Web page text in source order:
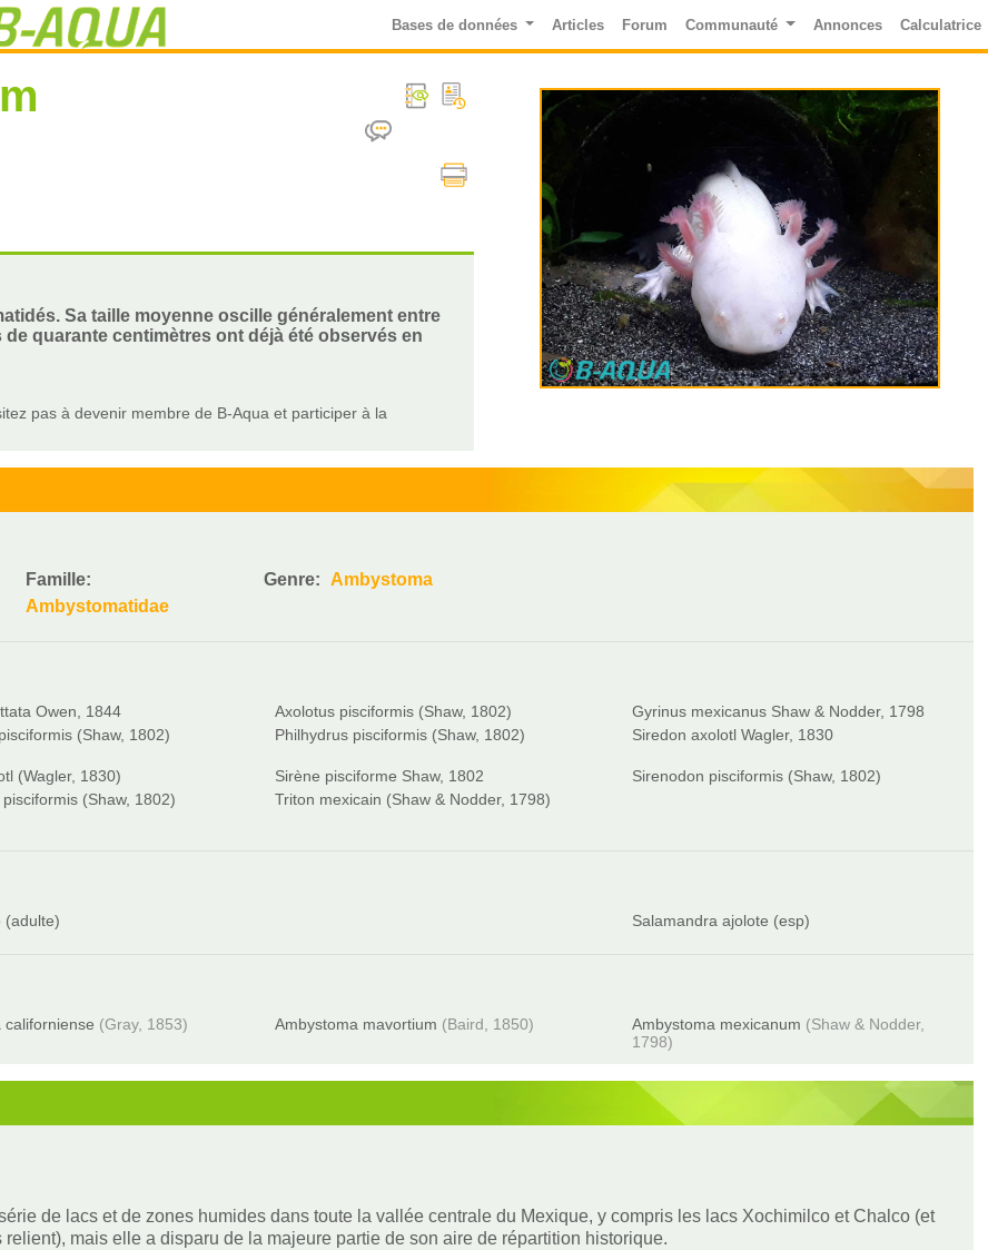
Bases de données Articles Forum Communauté Annonces Calculatrice
Sa taille moyenne oscille généralement entre
quarante centimètres ont déjà été observés en
pas à devenir membre de B-Aqua et participer à la
Famille:
Ambystomatidae
Genre: Ambystoma
Owen, 1844 Axolotus pisciformis (Shaw, 1802)
Gyrinus mexicanus Shaw & Nodder, 1798
(Shaw, 1802) Philhydrus pisciformis (Shaw, 1802) Siredon axolotl Wagler, 1830
(Wagler, 1830) Sirène pisciforme Shaw, 1802
Sirenodon pisciformis (Shaw, 1802)
(Shaw, 1802) Triton mexicain (Shaw & Nodder, 1798)
(adulte) Salamandra ajolote (esp)
californiense (Gray, 1853) Ambystoma mavortium (Baird, 1850) Ambystoma mexicanum (Shaw & Nodder,
1798)
de lacs et de zones humides dans toute la vallée centrale du Mexique, y compris les lacs Xochimilco et Chalco (et
mais elle a disparu de la majeure partie de son aire de répartition historique.